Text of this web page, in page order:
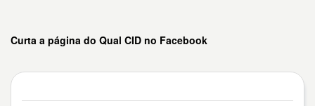
Curta a página do Qual CID no Facebook